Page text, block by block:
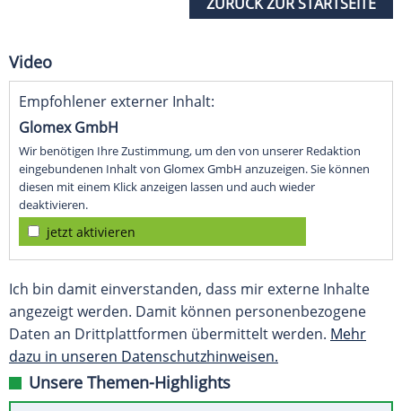
Video
Empfohlener externer Inhalt:
Glomex GmbH
Wir benötigen Ihre Zustimmung, um den von unserer Redaktion
eingebundenen Inhalt von Glomex GmbH anzuzeigen. Sie können
diesen mit einem Klick anzeigen lassen und auch wieder
deaktivieren.
jetzt aktivieren
Ich bin damit einverstanden, dass mir externe Inhalte
angezeigt werden. Damit können personenbezogene
Daten an Drittplattformen übermittelt werden. Mehr
dazu in unseren Datenschutzhinweisen.
Unsere Themen-Highlights